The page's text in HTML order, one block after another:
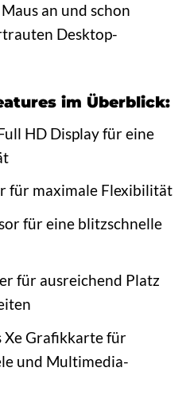
an und schon
Desktop-
im Überblick:
HD Display für eine
für maximale Flexibilität
für eine blitzschnelle
für ausreichend Platz
Grafikkarte für
und Multimedia-